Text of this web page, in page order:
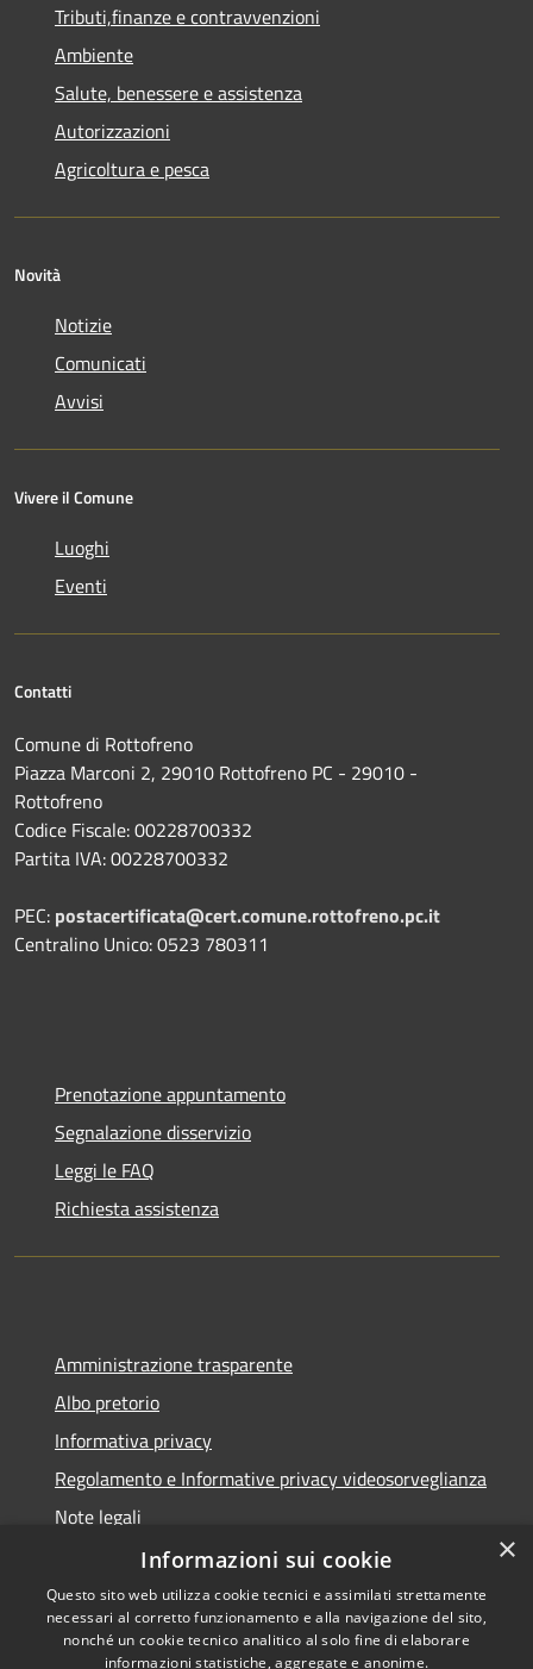
Tributi,finanze e contravvenzioni
Ambiente
Salute, benessere e assistenza
Autorizzazioni
Agricoltura e pesca
Novità
Notizie
Comunicati
Avvisi
Vivere il Comune
Luoghi
Eventi
Contatti
Comune di Rottofreno
Piazza Marconi 2, 29010 Rottofreno PC - 29010 -
Rottofreno
Codice Fiscale: 00228700332
Partita IVA: 00228700332
PEC: postacertificata@cert.comune.rottofreno.pc.it
Centralino Unico: 0523 780311
Prenotazione appuntamento
Segnalazione disservizio
Leggi le FAQ
Richiesta assistenza
Amministrazione trasparente
Albo pretorio
Informativa privacy
Regolamento e Informative privacy videosorveglianza
Note legali
Dichiarazione di accessibilità
×
Informazioni sui cookie
Questo sito web utilizza cookie tecnici e assimilati strettamente
necessari al corretto funzionamento e alla navigazione del sito,
nonché un cookie tecnico analitico al solo fine di elaborare
informazioni statistiche, aggregate e anonime.